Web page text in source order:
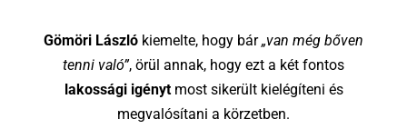
Gömöri László kiemelte, hogy bár„van még bőven
tenni való”, örül annak, hogy ezt a két fontos
lakossági igénytmost sikerült kielégíteni és
megvalósítani a körzetben.